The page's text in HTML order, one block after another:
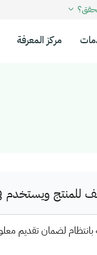
مركز المعرفة
ويستخدم
لضمان تقديم